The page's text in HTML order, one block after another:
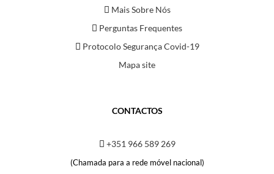
Mais Sobre Nós
Perguntas Frequentes
Protocolo Segurança Covid-19
Mapa site
CONTACTOS
+351 966 589 269
(Chamada para a rede móvel nacional)